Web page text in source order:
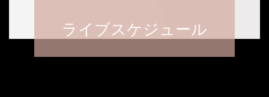
ライブスケジュール